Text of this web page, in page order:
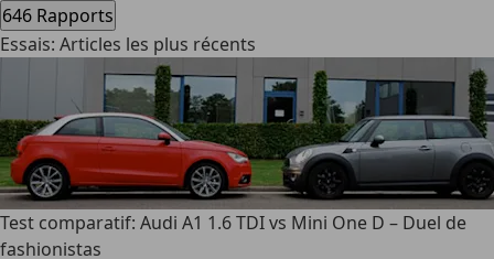
646 Rapports
Essais: Articles les plus récents
Test comparatif: Audi A1 1.6 TDI vs Mini One D – Duel de
fashionistas